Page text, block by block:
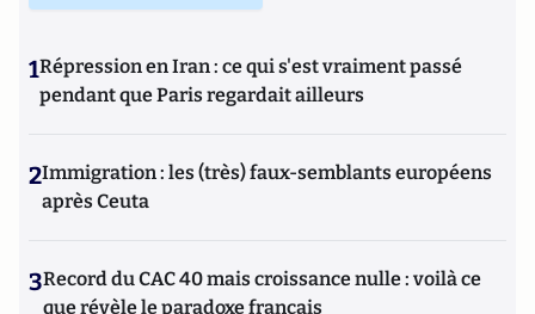
1Répression en Iran : ce qui s'est vraiment passé
pendant que Paris regardait ailleurs
2Immigration : les (très) faux-semblants européens
après Ceuta
3Record du CAC 40 mais croissance nulle : voilà ce
que révèle le paradoxe français